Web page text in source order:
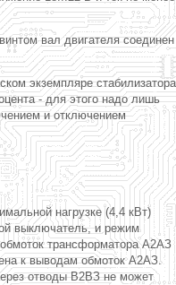
вал двигателя соединен
экземпляре стабилизатора
- для этого надо лишь
и отключением
нагрузке (4,4 кВт)
выключатель, и режим
трансформатора А2АЗ
к выводам обмоток А2АЗ.
отводы В2ВЗ не может